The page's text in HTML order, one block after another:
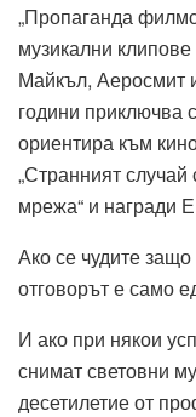
„Пропаганда
музикални
Майкъл, Аеросмит
години приключва
ориентира към
„Странният
мрежа“ и награди
Ако се чудите
отговорът е само
И ако при някои
снимат световни
десетилетие от